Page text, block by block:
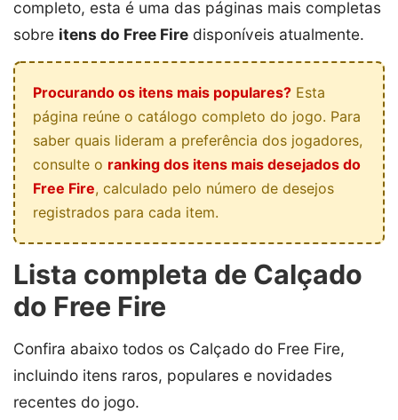
completo, esta é uma das páginas mais completas
sobre itens do Free Fire disponíveis atualmente.
Procurando os itens mais populares? Esta
página reúne o catálogo completo do jogo. Para
saber quais lideram a preferência dos jogadores,
consulte o ranking dos itens mais desejados do
Free Fire, calculado pelo número de desejos
registrados para cada item.
Lista completa de Calçado
do Free Fire
Confira abaixo todos os Calçado do Free Fire,
incluindo itens raros, populares e novidades
recentes do jogo.